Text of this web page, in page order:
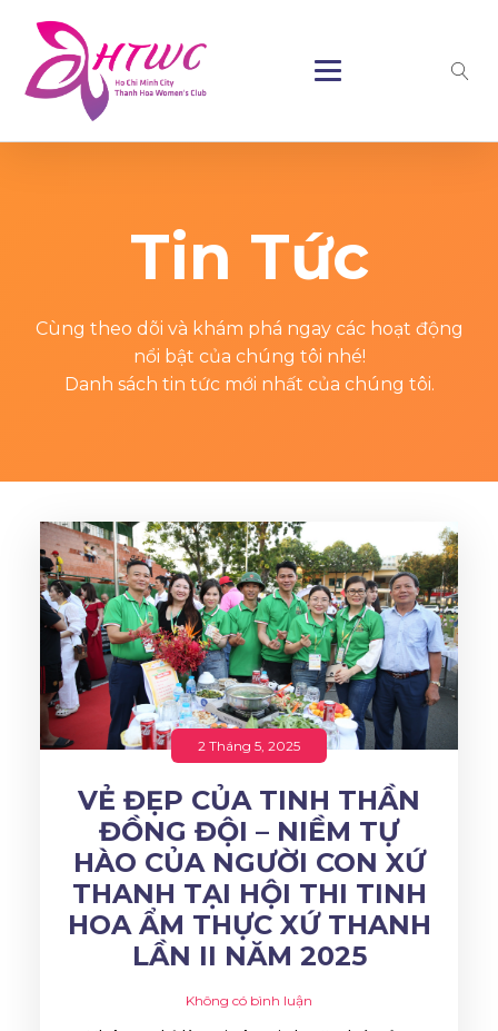
Tin Tức
Cùng theo dõi và khám phá ngay các hoạt động
nổi bật của chúng tôi nhé!
Danh sách tin tức mới nhất của chúng tôi.
2 Tháng 5, 2025
VẺ ĐẸP CỦA TINH THẦN
ĐỒNG ĐỘI – NIỀM TỰ
HÀO CỦA NGƯỜI CON XỨ
THANH TẠI HỘI THI TINH
HOA ẨM THỰC XỨ THANH
LẦN II NĂM 2025
Không có bình luận